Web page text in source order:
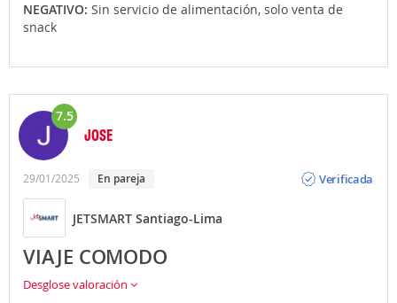
NEGATIVO: Sin servicio de alimentación, solo venta de
snack
7.5
JOSE
29/01/2025 en pareja
Verificada
JETSMART Santiago-Lima
VIAJE COMODO
Desglose valoración